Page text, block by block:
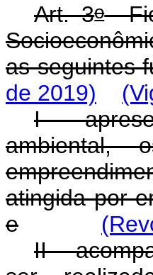
Art. 3o
as seguintes
de 2019)
I -
ambiental,
atingida por
e
II -